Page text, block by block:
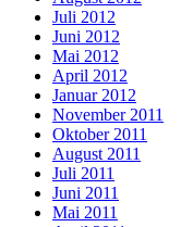
Juli 2012
Juni 2012
Mai 2012
April 2012
Januar 2012
November 2011
Oktober 2011
August 2011
Juli 2011
Juni 2011
Mai 2011